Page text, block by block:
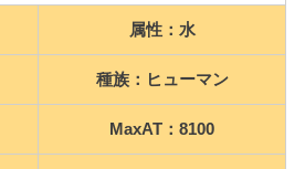
属性：水
種族：ヒューマン
MaxAT：8100